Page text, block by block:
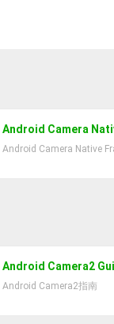
Android Camera
Android Camera Native
Android Camera2
Android Camera2指南